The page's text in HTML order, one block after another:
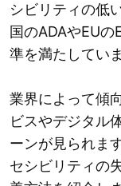
シビリティの低
国のADAやEU
準を満たしてい
業界によって傾
ビスやデジタル
ーンが見られま
セシビリティの